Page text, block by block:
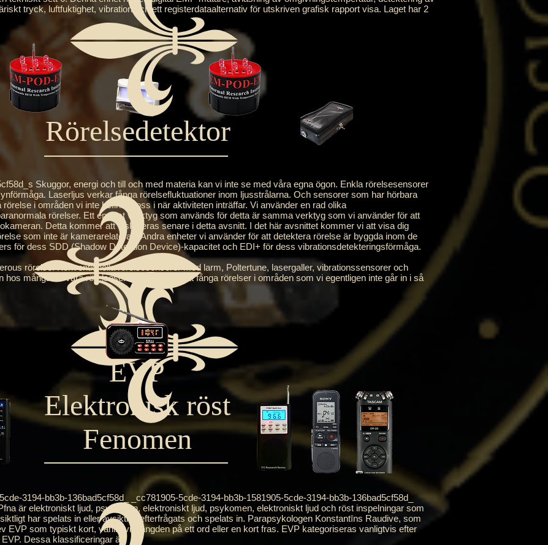
tryck, luftfuktighet, vibration och ett registerdataalternativ för utskriven grafisk rapport visa. Laget har 2
Rörelsedetektor
Skuggor, energi och till och med materia kan vi inte se med våra egna ögon. Enkla rörelsesensorer
Laserljus verkar fånga rörelsefluktuationer inom ljusstrålarna. Och sensorer som har hörbara
i områden vi inte befinner oss i när aktiviteten inträffar. Vi använder en rad olika
rörelser. Ett enormt verktyg som används för detta är samma verktyg som vi använder för att
Detta kommer att diskuteras senare i detta avsnitt. I det här avsnittet kommer vi att visa dig
som inte är kamerarelaterad. Andra enheter vi använder för att detektera rörelse är byggda inom de
för dess SDD (Shadow Detection Device)-kapacitet och EDI+ för dess vibrationsdetekteringsförmåga.
rörelse. Konventionella rörelsesensorer med larm, Poltertune, lasergaller, vibrationssensorer och
hos många av våra rörelsesensorenheter är att fånga rörelser i områden som vi egentligen inte går in i så
EVP
Elektronisk röst
Fenomen
3194-bb3b-136bad5cf58d_ _cc781905-5cde-3194-bb3b-1581905-5cde-3194-bb3b-136bad5cf58d_
är elektroniskt ljud, psykomen, elektroniskt ljud, psykomen, elektroniskt ljud och röst inspelningar som
har spelats in eller avsiktligt efterfrågats och spelats in. Parapsykologen Konstantīns Raudive, som
EVP som typiskt kort, vanligtvis längden på ett ord eller en kort fras. EVP kategoriseras vanligtvis efter
Dessa klassificeringar är;